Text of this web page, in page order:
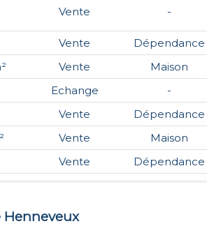
Vente -
Vente Dépendance
Vente Maison
Echange -
Vente Dépendance
Vente Maison
Vente Dépendance
Henneveux